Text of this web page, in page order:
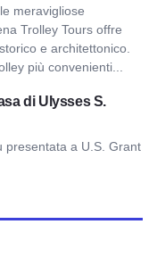
meravigliose
Trolley Tours offre
e architettonico.
più convenienti...
di Ulysses S.
presentata a U.S. Grant
di Ulysses S. Grant